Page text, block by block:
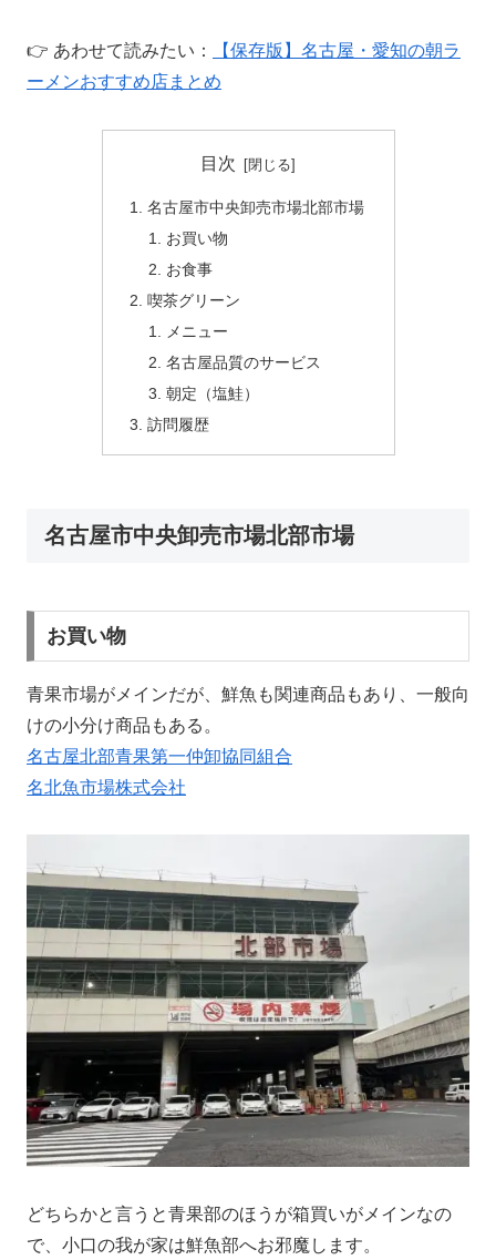
👉 あわせて読みたい：
【保存版】名古屋・愛知の朝ラ
ーメンおすすめ店まとめ
目次
名古屋市中央卸売市場北部市場
お買い物
お食事
喫茶グリーン
メニュー
名古屋品質のサービス
朝定（塩鮭）
訪問履歴
名古屋市中央卸売市場北部市場
お買い物
青果市場がメインだが、鮮魚も関連商品もあり、一般向
けの小分け商品もある。
名古屋北部青果第一仲卸協同組合
名北魚市場株式会社
どちらかと言うと青果部のほうが箱買いがメインなの
で、小口の我が家は鮮魚部へお邪魔します。